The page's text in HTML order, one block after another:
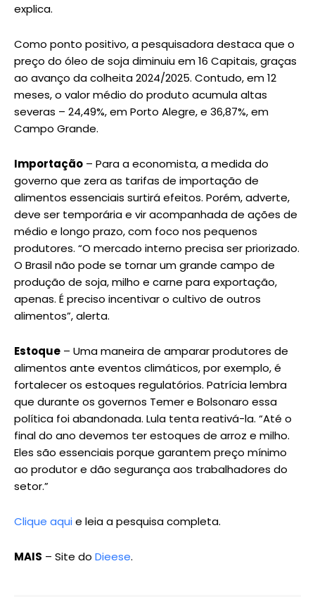
explica.
Como ponto positivo, a pesquisadora destaca que o
preço do óleo de soja diminuiu em 16 Capitais, graças
ao avanço da colheita 2024/2025. Contudo, em 12
meses, o valor médio do produto acumula altas
severas – 24,49%, em Porto Alegre, e 36,87%, em
Campo Grande.
Importação – Para a economista, a medida do
governo que zera as tarifas de importação de
alimentos essenciais surtirá efeitos. Porém, adverte,
deve ser temporária e vir acompanhada de ações de
médio e longo prazo, com foco nos pequenos
produtores. “O mercado interno precisa ser priorizado.
O Brasil não pode se tornar um grande campo de
produção de soja, milho e carne para exportação,
apenas. É preciso incentivar o cultivo de outros
alimentos”, alerta.
Estoque – Uma maneira de amparar produtores de
alimentos ante eventos climáticos, por exemplo, é
fortalecer os estoques regulatórios. Patrícia lembra
que durante os governos Temer e Bolsonaro essa
política foi abandonada. Lula tenta reativá-la. “Até o
final do ano devemos ter estoques de arroz e milho.
Eles são essenciais porque garantem preço mínimo
ao produtor e dão segurança aos trabalhadores do
setor.”
Clique aquie leia a pesquisa completa.
MAIS – Site do Dieese.